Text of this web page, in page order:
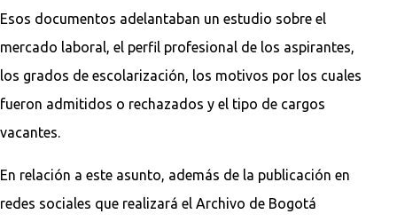
Esos documentos adelantaban un estudio sobre el
mercado laboral, el perfil profesional de los aspirantes,
los grados de escolarización, los motivos por los cuales
fueron admitidos o rechazados y el tipo de cargos
vacantes.
En relación a este asunto, además de la publicación en
redes sociales que realizará el Archivo de Bogotá